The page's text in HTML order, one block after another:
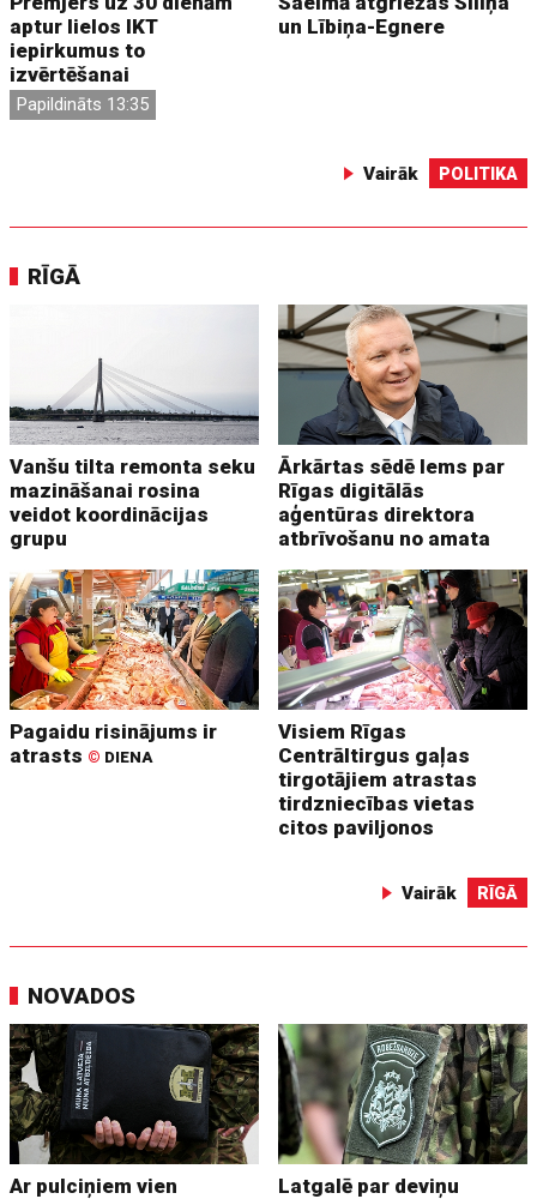
aptur lielos IKT
iepirkumus to
izvērtēšanai
Papildināts 13:35
un Lībiņa-Egnere
Vairāk POLITIKA
RĪGĀ
Vanšu tilta remonta seku
mazināšanai rosina
veidot koordinācijas
grupu
Ārkārtas sēdē lems par
Rīgas digitālās
aģentūras direktora
atbrīvošanu no amata
Pagaidu risinājums ir
atrasts © DIENA
Visiem Rīgas
Centrāltirgus gaļas
tirgotājiem atrastas
tirdzniecības vietas
citos paviljonos
Vairāk RĪGĀ
NOVADOS
Ar pulciņiem vien
Latgalē par deviņu